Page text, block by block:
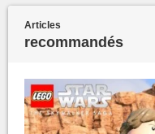
Articles
recommandés